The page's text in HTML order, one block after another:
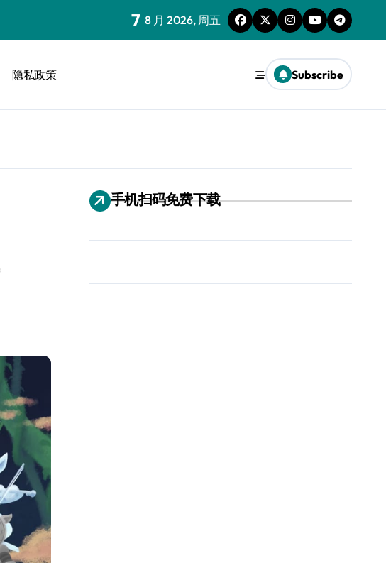
7 8 月 2026, 周五
隐私政策 Subscribe
手机扫码免费下载